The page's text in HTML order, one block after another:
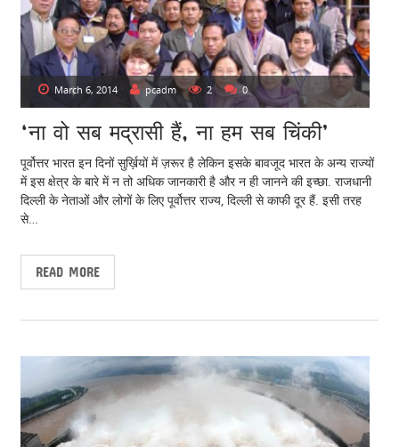
March 6, 2014 pcadm 2 0
‘ना वो सब मद्रासी हैं, ना हम सब चिंकी’
पूर्वोत्तर भारत इन दिनों सुर्ख़ियों में ज़रूर है लेकिन इसके बावजूद भारत के अन्य राज्यों
में इस क्षेत्र के बारे में न तो अधिक जानकारी है और न ही जानने की इच्छा. राजधानी
दिल्ली के नेताओं और लोगों के लिए पूर्वोत्तर राज्य, दिल्ली से काफी दूर हैं. इसी तरह
से…
READ MORE